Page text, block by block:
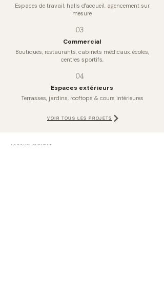
Espaces de travail, halls d'accueil, agencement sur
mesure
03
Commercial
Boutiques, restaurants, cabinets médicaux, écoles,
centres sportifs,
04
Espaces extérieurs
Terrasses, jardins, rooftops & cours intérieures
VOIR TOUS LES PROJETS
ACCOMPAGNEMENT